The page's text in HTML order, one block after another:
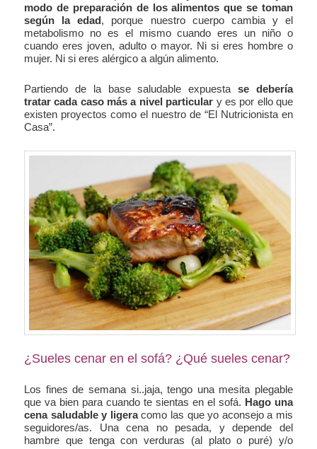
modo de preparación de los alimentos que se toman
según la edad, porque nuestro cuerpo cambia y el
metabolismo no es el mismo cuando eres un niño o
cuando eres joven, adulto o mayor. Ni si eres hombre o
mujer. Ni si eres alérgico a algún alimento.
Partiendo de la base saludable expuestase debería
tratar cada caso más a nivel particular y es por ello que
existen proyectos como el nuestro de “El Nutricionista en
Casa”.
¿Sueles cenar en el sofá? ¿Qué sueles cenar?
Los fines de semana si..jaja, tengo una mesita plegable
que va bien para cuando te sientas en el sofá. Hago una
cena saludable y ligeracomo las que yo aconsejo a mis
seguidores/as. Una cena no pesada, y depende del
hambre que tenga con verduras (al plato o puré) y/o